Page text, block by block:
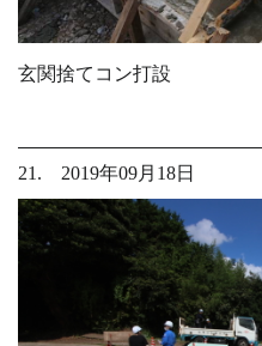
玄関捨てコン打設
21. 2019年09月18日